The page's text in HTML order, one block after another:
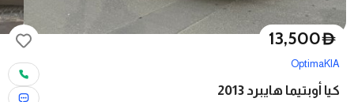
D
13,500
KIA
Optima
كيا أوبتيما هايبرد 2013